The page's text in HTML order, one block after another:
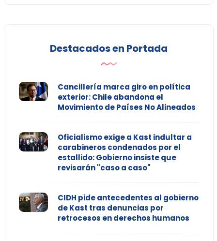
Destacados en Portada
Cancillería marca giro en política
exterior: Chile abandona el
Movimiento de Países No Alineados
Oficialismo exige a Kast indultar a
carabineros condenados por el
estallido: Gobierno insiste que
revisarán "caso a caso"
CIDH pide antecedentes al gobierno
de Kast tras denuncias por
retrocesos en derechos humanos